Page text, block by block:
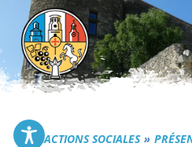
contenu
Commune
ACTIONS SOCIALES